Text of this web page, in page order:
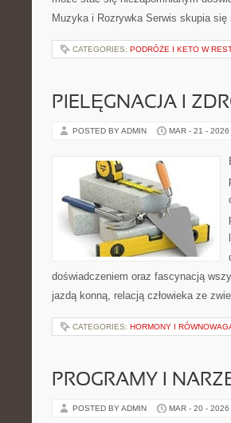
Muzyka i Rozrywka Serwis skupia
CATEGORIES: PODRÓŻE I KETO W
PIELĘGNACJA I
POSTED BY ADMIN MAR - 21 - 2026
doświadczeniem oraz fascynacją
jazdą konną, relacją człowieka ze
CATEGORIES: HORMONY I
PROGRAMY I
POSTED BY ADMIN MAR - 20 - 2026